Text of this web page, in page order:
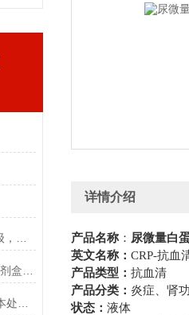
详情介绍
产品名称： 尿微量白
英文名称： CRP-抗血
产品类型： 抗血清
产品分类： 炎症、肾
状态： 液体